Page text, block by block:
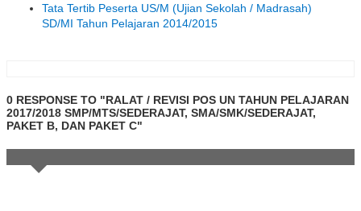
Tata Tertib Peserta US/M (Ujian Sekolah / Madrasah)
SD/MI Tahun Pelajaran 2014/2015
0 RESPONSE TO "RALAT / REVISI POS UN TAHUN PELAJARAN
2017/2018 SMP/MTS/SEDERAJAT, SMA/SMK/SEDERAJAT,
PAKET B, DAN PAKET C"